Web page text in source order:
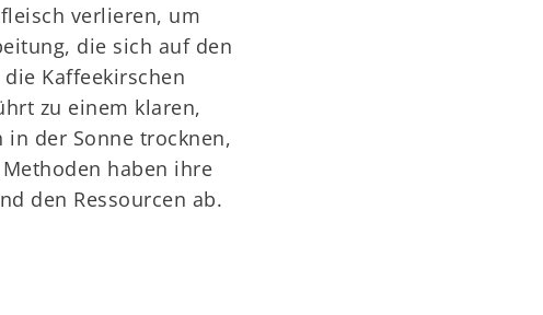
verlieren, um
die sich auf den
Kaffeekirschen
zu einem klaren,
der Sonne trocknen,
haben ihre
den Ressourcen ab.